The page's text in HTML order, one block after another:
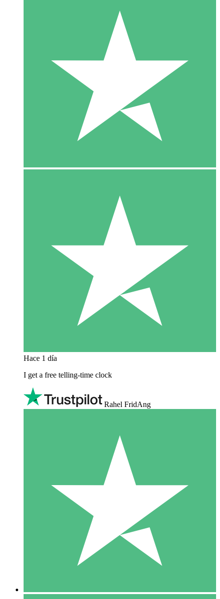
Hace 1 día
I get a free telling-time clock
Rahel FridAng